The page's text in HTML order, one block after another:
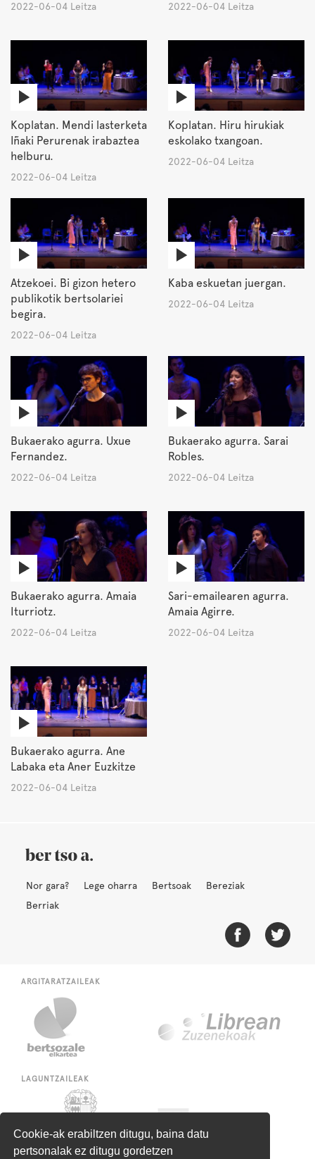
Cookie-ak erabiltzen ditugu, baina datu
pertsonalak ez ditugu gordetzen
2022-06-04 Leitza 2022-06-04 Leitza
Koplatan. Mendi lasterketa
Iñaki Perurenak irabaztea
helburu.
2022-06-04 Leitza
Koplatan. Hiru hirukiak
eskolako txangoan.
2022-06-04 Leitza
Atzekoei. Bi gizon hetero
publikotik bertsolariei
begira.
2022-06-04 Leitza
Kaba eskuetan juergan.
2022-06-04 Leitza
Bukaerako agurra. Uxue
Fernandez.
2022-06-04 Leitza
Bukaerako agurra. Sarai
Robles.
2022-06-04 Leitza
Bukaerako agurra. Amaia
Iturriotz.
2022-06-04 Leitza
Sari-emailearen agurra.
Amaia Agirre.
2022-06-04 Leitza
Bukaerako agurra. Ane
Labaka eta Aner Euzkitze
2022-06-04 Leitza
Nor gara? Lege oharra Bertsoak
Bereziak
Berriak
ARGITARATZAILEAK
LAGUNTZAILEAK